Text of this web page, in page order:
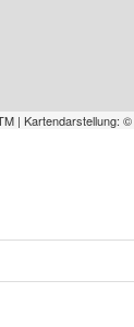
| Kartendarstellung: ©